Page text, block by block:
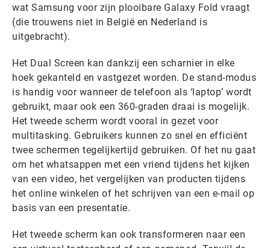
wat Samsung voor zijn plooibare Galaxy Fold vraagt
(die trouwens niet in België en Nederland is
uitgebracht).
Het Dual Screen kan dankzij een scharnier in elke
hoek gekanteld en vastgezet worden. De stand-modus
is handig voor wanneer de telefoon als ‘laptop’ wordt
gebruikt, maar ook een 360-graden draai is mogelijk.
Het tweede scherm wordt vooral in gezet voor
multitasking. Gebruikers kunnen zo snel en efficiënt
twee schermen tegelijkertijd gebruiken. Of het nu gaat
om het whatsappen met een vriend tijdens het kijken
van een video, het vergelijken van producten tijdens
het online winkelen of het schrijven van een e-mail op
basis van een presentatie.
Het tweede scherm kan ook transformeren naar een